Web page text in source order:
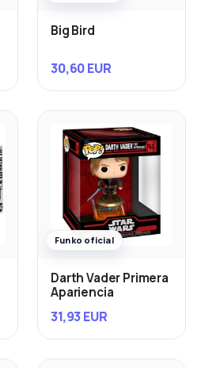
Big Bird
30,60 EUR
Funko oficial
Darth Vader Primera
Apariencia
31,93 EUR